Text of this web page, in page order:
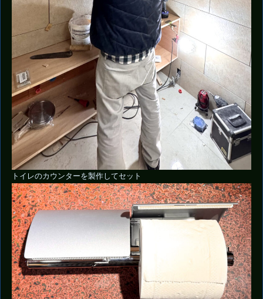
トイレのカウンターを製作してセット